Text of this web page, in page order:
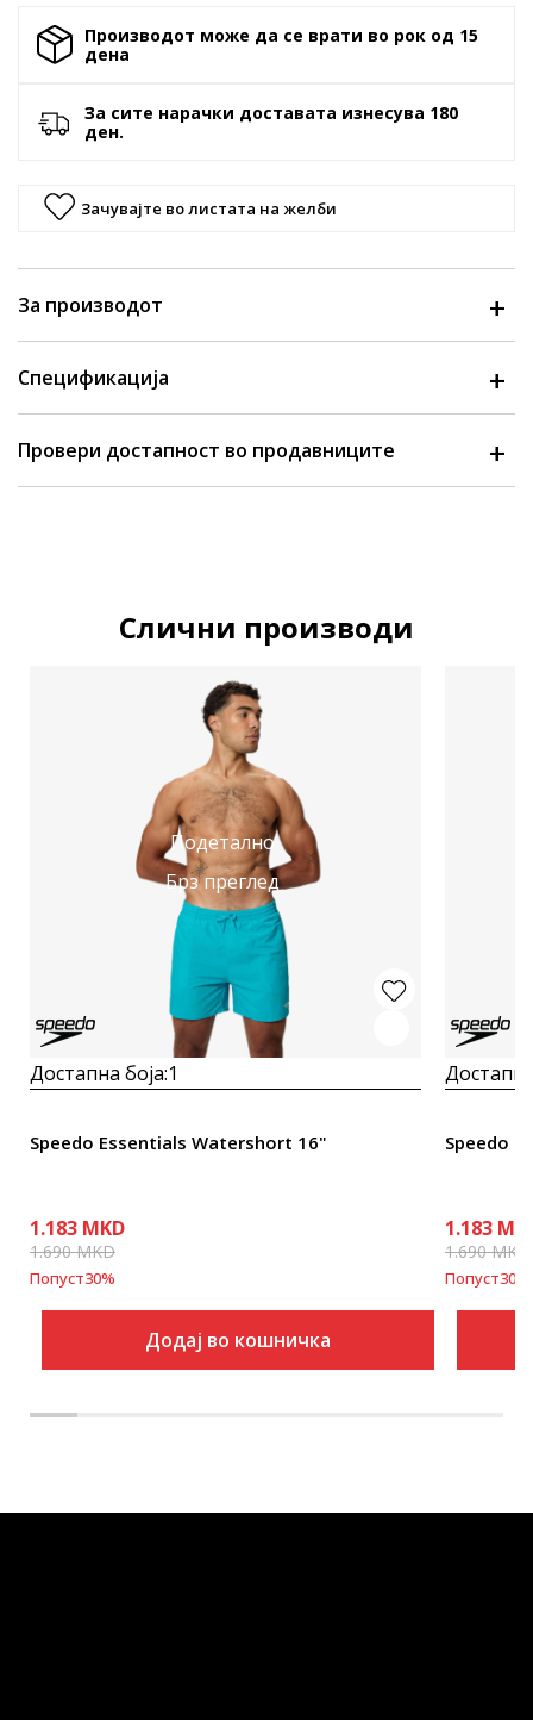
Производот може да се врати во рок од 15
денa
За сите нарачки доставата изнесува 180
ден.
Зачувајте во листата на желби
За производот
Спецификација
Провери достапност во продавниците
Слични производи
Подетално
Брз преглед
Достапна боја:1
Speedo Essentials Watershort 16"
1.183 MKD
1.690MKD
Попуст30%
Додај во кошничка
Speedo
1.183
1.690MKD
Попуст30